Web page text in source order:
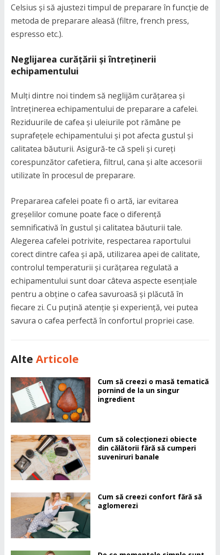
Celsius și să ajustezi timpul de preparare în funcție de
metoda de preparare aleasă (filtre, french press,
espresso etc.).
Neglijarea curățării și întreținerii
echipamentului
Mulți dintre noi tindem să neglijăm curățarea și
întreținerea echipamentului de preparare a cafelei.
Reziduurile de cafea și uleiurile pot rămâne pe
suprafețele echipamentului și pot afecta gustul și
calitatea băuturii. Asigură-te că speli și cureți
corespunzător cafetiera, filtrul, cana și alte accesorii
utilizate în procesul de preparare.
Prepararea cafelei poate fi o artă, iar evitarea
greșelilor comune poate face o diferență
semnificativă în gustul și calitatea băuturii tale.
Alegerea cafelei potrivite, respectarea raportului
corect dintre cafea și apă, utilizarea apei de calitate,
controlul temperaturii și curățarea regulată a
echipamentului sunt doar câteva aspecte esențiale
pentru a obține o cafea savuroasă și plăcută în
fiecare zi. Cu puțină atenție și experiență, vei putea
savura o cafea perfectă în confortul propriei case.
Alte Articole
Cum să creezi o masă tematică
pornind de la un singur
ingredient
Cum să colecționezi obiecte
din călătorii fără să cumperi
suveniruri banale
Cum să creezi confort fără să
aglomerezi